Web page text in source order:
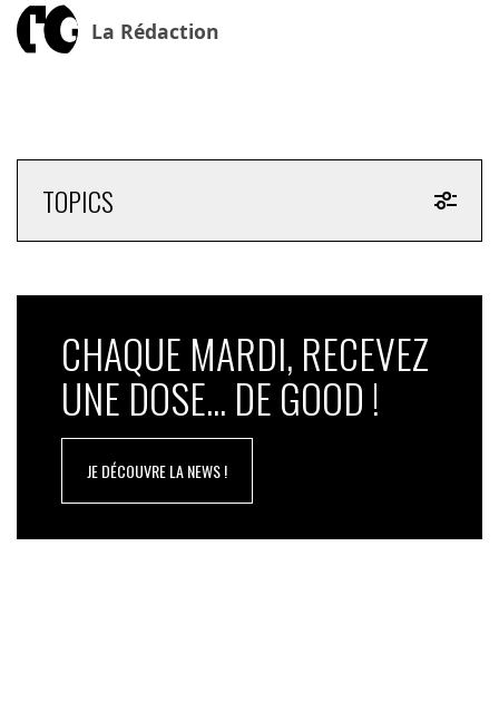
La Rédaction
TOPICS
CHAQUE MARDI, RECEVEZ
UNE DOSE... DE GOOD !
JE DÉCOUVRE LA NEWS !